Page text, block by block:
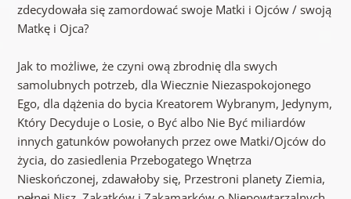
zdecydowała się zamordować swoje Matki i Ojców / swoją
Matkę i Ojca?
Jak to możliwe, że czyni ową zbrodnię dla swych
samolubnych potrzeb, dla Wiecznie Niezaspokojonego
Ego, dla dążenia do bycia Kreatorem Wybranym, Jedynym,
Który Decyduje o Losie, o Być albo Nie Być miliardów
innych gatunków powołanych przez owe Matki/Ojców do
życia, do zasiedlenia Przebogatego Wnętrza
Nieskończonej, zdawałoby się, Przestroni planety Ziemia,